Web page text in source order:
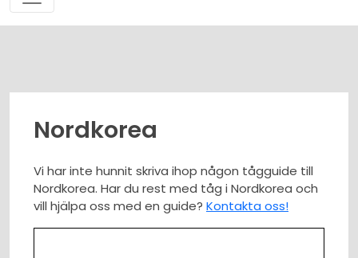
Nordkorea
Vi har inte hunnit skriva ihop någon tågguide till
Nordkorea. Har du rest med tåg i Nordkorea och
vill hjälpa oss med en guide? Kontakta oss!